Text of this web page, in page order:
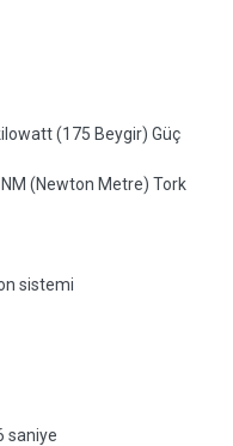
(175 Beygir) Güç
(Newton Metre) Tork
sistemi
saniye